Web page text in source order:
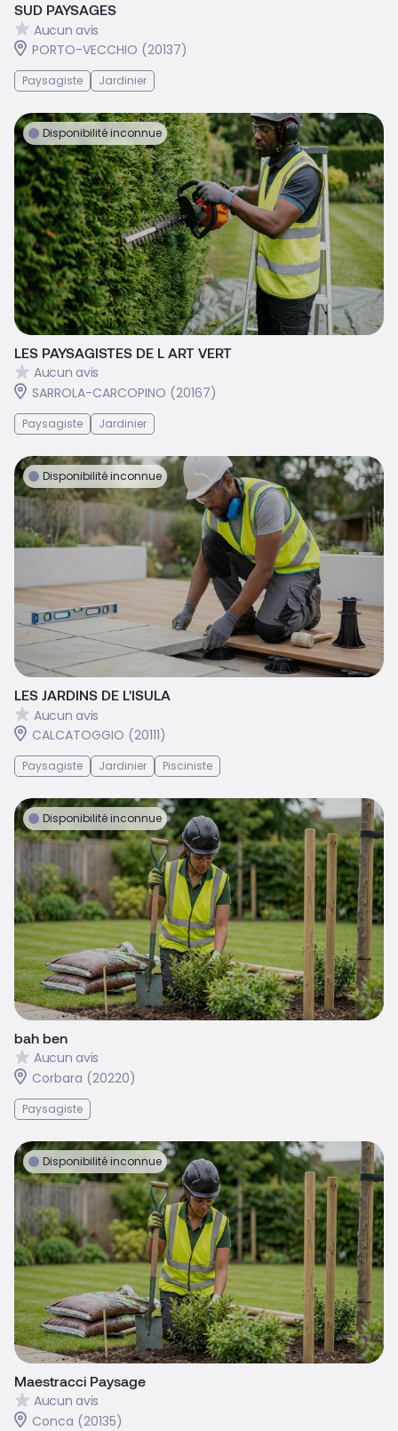
SUD PAYSAGES
Aucun avis
PORTO-VECCHIO (20137)
Paysagiste Jardinier
Disponibilité inconnue
LES PAYSAGISTES DE L ART VERT
Aucun avis
SARROLA-CARCOPINO (20167)
Paysagiste Jardinier
Disponibilité inconnue
LES JARDINS DE L'ISULA
Aucun avis
CALCATOGGIO (20111)
Paysagiste Jardinier Pisciniste
Disponibilité inconnue
bah ben
Aucun avis
Corbara (20220)
Paysagiste
Disponibilité inconnue
Maestracci Paysage
Aucun avis
Conca (20135)